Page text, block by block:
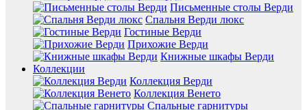
Письменные столы Верди
Спальня Верди люкс
Гостиные Верди
Прихожие Верди
Книжные шкафы Верди
Коллекции
Коллекция Верди
Коллекция Венето
Спальные гарнитуры